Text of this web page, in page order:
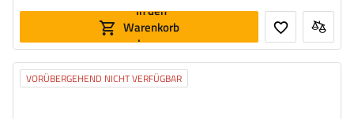
In den
Warenkorb
legen
VORÜBERGEHEND NICHT VERFÜGBAR